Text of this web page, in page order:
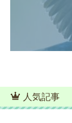
人気記事